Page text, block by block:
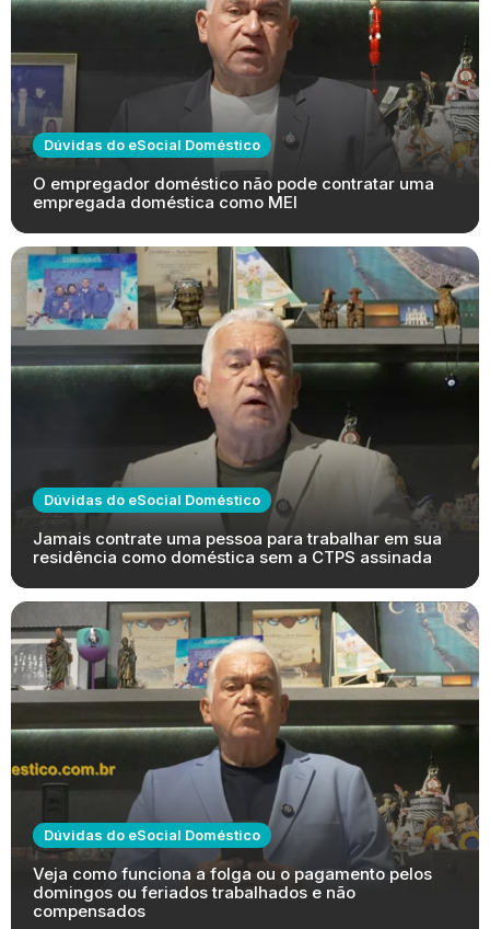
Dúvidas do eSocial Doméstico
O empregador doméstico não pode contratar uma
empregada doméstica como MEI
Dúvidas do eSocial Doméstico
Jamais contrate uma pessoa para trabalhar em sua
residência como doméstica sem a CTPS assinada
Dúvidas do eSocial Doméstico
Veja como funciona a folga ou o pagamento pelos
domingos ou feriados trabalhados e não
compensados